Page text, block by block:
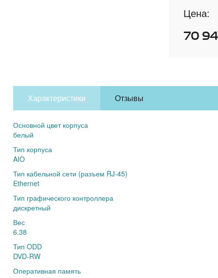
Цена:
70
Характеристики Отзывы
Основной цвет корпуса
белый
Тип корпуса
AIO
Тип кабельной сети (разъем RJ-45)
Ethernet
Тип графического контроллера
дискретный
Вес
6.38
Тип ODD
DVD-RW
Оперативная память